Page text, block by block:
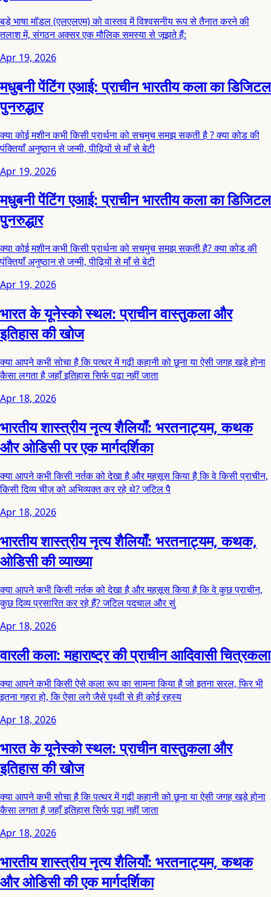
बड़े भाषा मॉडल (एलएलएम) को वास्तव में विश्वसनीय रूप से तैनात करने की
तलाश में, संगठन अक्सर एक मौलिक समस्या से जूझते हैं:
Apr 19, 2026
मधुबनी पेंटिंग एआई: प्राचीन भारतीय कला का डिजिटल
पुनरुद्धार
क्या कोई मशीन कभी किसी प्रार्थना को सचमुच समझ सकती है ? क्या कोड की
पंक्तियाँ अनुष्ठान से जन्मी, पीढ़ियों से माँ से बेटी
Apr 19, 2026
मधुबनी पेंटिंग एआई: प्राचीन भारतीय कला का डिजिटल
पुनरुद्धार
क्या कोई मशीन कभी किसी प्रार्थना को सचमुच समझ सकती है? क्या कोड की
पंक्तियाँ अनुष्ठान से जन्मी, पीढ़ियों से माँ से बेटी
Apr 19, 2026
भारत के यूनेस्को स्थल: प्राचीन वास्तुकला और
इतिहास की खोज
क्या आपने कभी सोचा है कि पत्थर में गढ़ी कहानी को छूना या ऐसी जगह खड़े होना
कैसा लगता है जहाँ इतिहास सिर्फ पढ़ा नहीं जाता
Apr 18, 2026
भारतीय शास्त्रीय नृत्य शैलियाँ: भरतनाट्यम, कथक
और ओडिसी पर एक मार्गदर्शिका
क्या आपने कभी किसी नर्तक को देखा है और महसूस किया है कि वे किसी प्राचीन,
किसी दिव्य चीज़ को अभिव्यक्त कर रहे थे? जटिल पै
Apr 18, 2026
भारतीय शास्त्रीय नृत्य शैलियाँ: भरतनाट्यम, कथक,
ओडिसी की व्याख्या
क्या आपने कभी किसी नर्तक को देखा है और महसूस किया है कि वे कुछ प्राचीन,
कुछ दिव्य प्रसारित कर रहे हैं? जटिल पदचाल और सुं
Apr 18, 2026
वारली कला: महाराष्ट्र की प्राचीन आदिवासी चित्रकला
क्या आपने कभी किसी ऐसे कला रूप का सामना किया है जो इतना सरल, फिर भी
इतना गहरा हो, कि ऐसा लगे जैसे पृथ्वी से ही कोई रहस्य
Apr 18, 2026
भारत के यूनेस्को स्थल: प्राचीन वास्तुकला और
इतिहास की खोज
क्या आपने कभी सोचा है कि पत्थर में गढ़ी कहानी को छूना या ऐसी जगह खड़े होना
कैसा लगता है जहाँ इतिहास सिर्फ पढ़ा नहीं जाता
Apr 18, 2026
भारतीय शास्त्रीय नृत्य शैलियाँ: भरतनाट्यम, कथक
और ओडिसी की एक मार्गदर्शिका